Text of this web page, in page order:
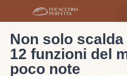
Non solo
12 funzioni del
poco note